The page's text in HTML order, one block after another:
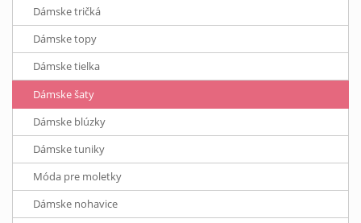
Dámske tričká
Dámske topy
Dámske tielka
Dámske šaty
Dámske blúzky
Dámske tuniky
Móda pre moletky
Dámske nohavice